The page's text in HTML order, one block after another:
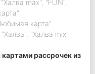
max", "FUN",
карта"
"Халва mix"
рассрочек из